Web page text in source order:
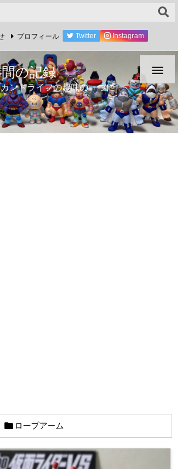

プロフィール Twitter Instagram
の記録
ンドライフの趣味の一つに
 ロープアーム